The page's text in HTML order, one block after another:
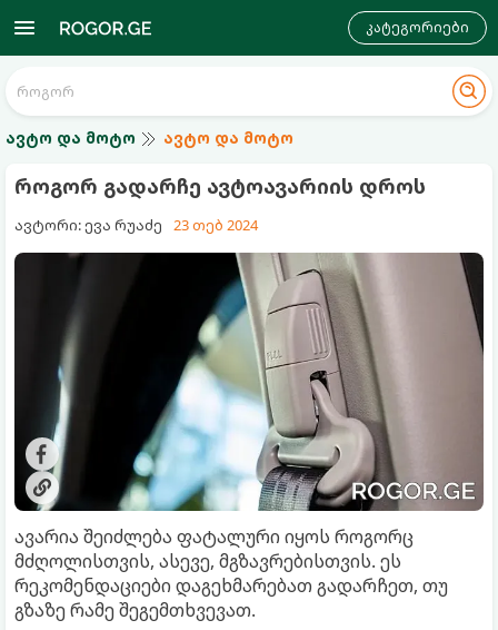
კატეგორიები
ავტო და მოტო ავტო და მოტო
როგორ გადარჩე ავტოავარიის დროს
ავტორი: ევა რუაძე 23 თებ 2024
ავარია შეიძლება ფატალური იყოს როგორც
მძღოლისთვის, ასევე, მგზავრებისთვის. ეს
რეკომენდაციები დაგეხმარებათ გადარჩეთ, თუ
გზაზე რამე შეგემთხვევათ.